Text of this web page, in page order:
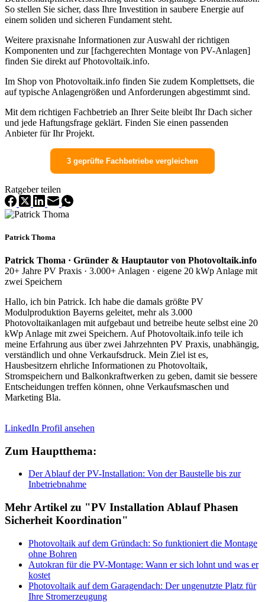
So stellen Sie sicher, dass Ihre Investition in saubere Energie auf
einem soliden und sicheren Fundament steht.
Weitere praxisnahe Informationen zur Auswahl der richtigen
Komponenten und zur [fachgerechten Montage von PV-Anlagen]
finden Sie direkt auf Photovoltaik.info.
Im Shop von Photovoltaik.info finden Sie zudem Komplettsets, die
auf typische Anlagengrößen und Anforderungen abgestimmt sind.
Mit dem richtigen Fachbetrieb an Ihrer Seite bleibt Ihr Dach sicher
und jede Haftungsfrage geklärt. Finden Sie einen passenden
Anbieter für Ihr Projekt.
3 geprüfte Fachbetriebe vergleichen
Ratgeber teilen
Patrick Thoma
Patrick Thoma · Gründer & Hauptautor von Photovoltaik.info
20+ Jahre PV Praxis · 3.000+ Anlagen · eigene 20 kWp Anlage mit
zwei Speichern
Hallo, ich bin Patrick. Ich habe die damals größte PV
Modulproduktion Bayerns geleitet, mehr als 3.000
Photovoltaikanlagen mit aufgebaut und betreibe heute selbst eine 20
kWp Anlage mit zwei Speichern. Auf Photovoltaik.info teile ich
meine Erfahrung aus über zwei Jahrzehnten PV Praxis, unabhängig,
verständlich und ohne Verkaufsdruck. Mein Ziel ist es,
Hausbesitzern ehrliche Informationen zu Photovoltaik,
Stromspeichern und Balkonkraftwerken zu geben, damit sie bessere
Entscheidungen treffen können, ohne Verkaufsmaschen und
Marketing Bla.
LinkedIn Profil ansehen
Zum Hauptthema:
Der Ablauf der PV-Installation: Von der Baustelle bis zur
Inbetriebnahme
Mehr Artikel zu "PV Installation Ablauf Phasen
Sicherheit Koordination"
Photovoltaik auf dem Gründach: So funktioniert die Montage
ohne Bohren
Autokran für die PV-Montage: Wann er sich lohnt und was er
kostet
Photovoltaik auf dem Garagendach: Der ungenutzte Platz für
Ihre Stromerzeugung